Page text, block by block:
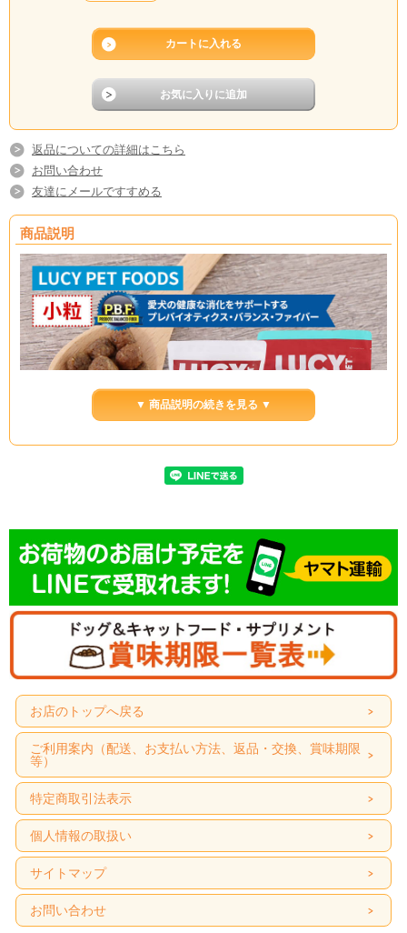
返品についての詳細はこちら
お問い合わせ
友達にメールですすめる
商品説明
▼ 商品説明の続きを見る ▼
お店のトップへ戻る
ご利用案内（配送、お支払い方法、返品・交換、賞味期限
等）
特定商取引法表示
個人情報の取扱い
サイトマップ
お問い合わせ